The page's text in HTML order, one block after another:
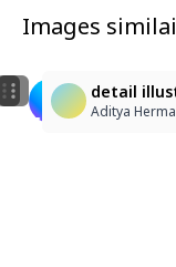
Images
チアリーダー
kagaya757
活力十足的
dongdong
detail
Aditya